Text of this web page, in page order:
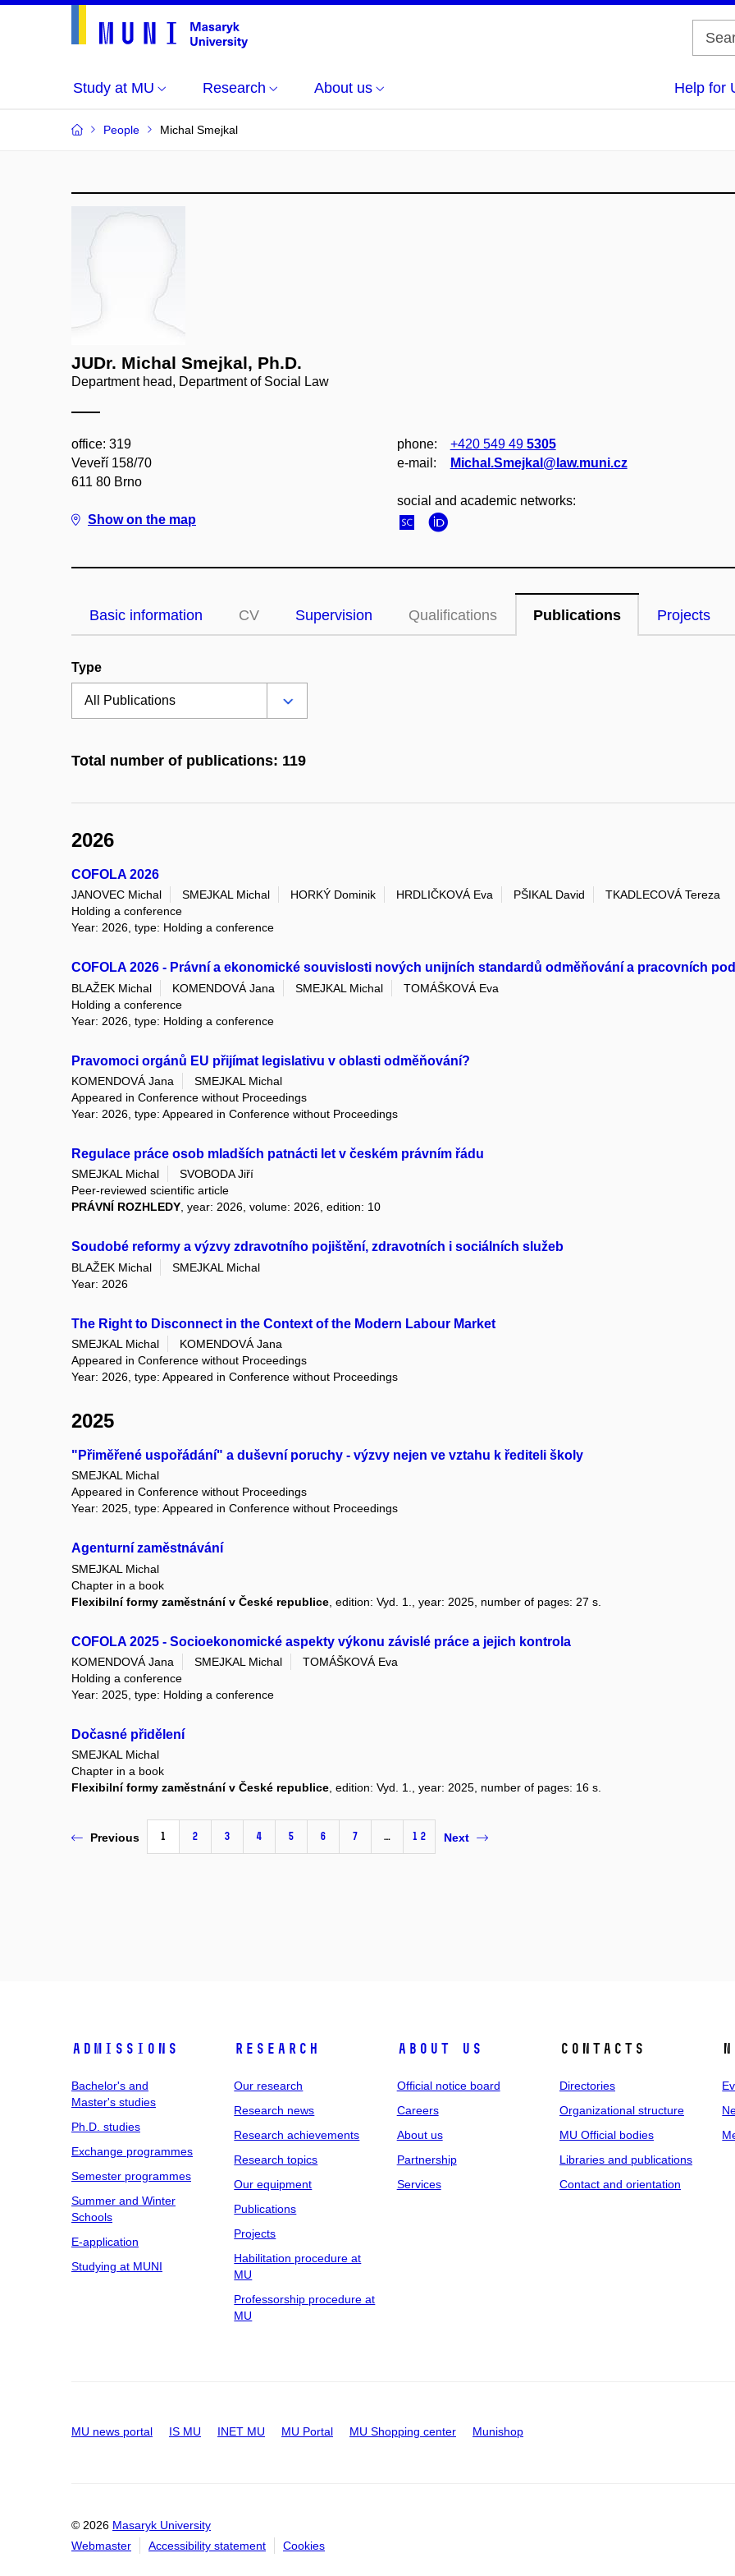
Study at MU Research About us Help for
People Michal Smejkal
JUDr. Michal Smejkal, Ph.D.
Department head, Department of Social Law
office: 319
Veveří 158/70
611 80 Brno
Show on the map
phone: +420 549 49 5305
e‑mail:
Michal.Smejkal@law.muni.cz
social and academic networks:
Basic information CV Supervision Qualifications Publications Projects
Type
Total number of publications: 119
2026
COFOLA 2026
JANOVEC Michal SMEJKAL Michal HORKÝ Dominik HRDLIČKOVÁ Eva PŠIKAL David
TKADLECOVÁ Tereza
Holding a conference
Year: 2026, type: Holding a conference
COFOLA 2026 - Právní a ekonomické souvislosti nových unijních standardů odměňování a pracovních
BLAŽEK Michal KOMENDOVÁ Jana SMEJKAL Michal
TOMÁŠKOVÁ Eva
Holding a conference
Year: 2026, type: Holding a conference
Pravomoci orgánů EU přijímat legislativu v oblasti odměňování?
KOMENDOVÁ Jana
SMEJKAL Michal
Appeared in Conference without Proceedings
Year: 2026, type: Appeared in Conference without Proceedings
Regulace práce osob mladších patnácti let v českém právním řádu
SMEJKAL Michal
SVOBODA Jiří
Peer-reviewed scientific article
PRÁVNÍ ROZHLEDY, year: 2026, volume: 2026, edition: 10
Soudobé reformy a výzvy zdravotního pojištění, zdravotních i sociálních služeb
BLAŽEK Michal
SMEJKAL Michal
Year: 2026
The Right to Disconnect in the Context of the Modern Labour Market
SMEJKAL Michal
KOMENDOVÁ Jana
Appeared in Conference without Proceedings
Year: 2026, type: Appeared in Conference without Proceedings
2025
"Přiměřené uspořádání" a duševní poruchy - výzvy nejen ve vztahu k řediteli školy
SMEJKAL Michal
Appeared in Conference without Proceedings
Year: 2025, type: Appeared in Conference without Proceedings
Agenturní zaměstnávání
SMEJKAL Michal
Chapter in a book
Flexibilní formy zaměstnání v České republice , edition: Vyd. 1., year: 2025, number of pages: 27 s.
COFOLA 2025 - Socioekonomické aspekty výkonu závislé práce a jejich kontrola
KOMENDOVÁ Jana SMEJKAL Michal
TOMÁŠKOVÁ Eva
Holding a conference
Year: 2025, type: Holding a conference
Dočasné přidělení
SMEJKAL Michal
Chapter in a book
Flexibilní formy zaměstnání v České republice, edition: Vyd. 1., year: 2025, number of pages: 16 s.
Previous 1 2 3 4 5 6 7 … 12 Next
Admissions
Bachelor's and
Master's studies
Ph.D. studies
Exchange programmes
Semester programmes
Summer and Winter
Schools
E-application
Studying at MUNI
Research
Our research
Research news
Research achievements
Research topics
Our equipment
Publications
Projects
Habilitation procedure at
MU
Professorship procedure at
MU
About us
Official notice board
Careers
About us
Partnership
Services
Contacts
Directories
Organizational structure
MU Official bodies
Libraries and publications
Contact and orientation
MU news portal IS MU INET MU MU Portal MU Shopping center Munishop
© 2026 Masaryk University
Webmaster
Accessibility statement Cookies